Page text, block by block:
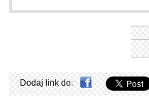
Dodaj link do: